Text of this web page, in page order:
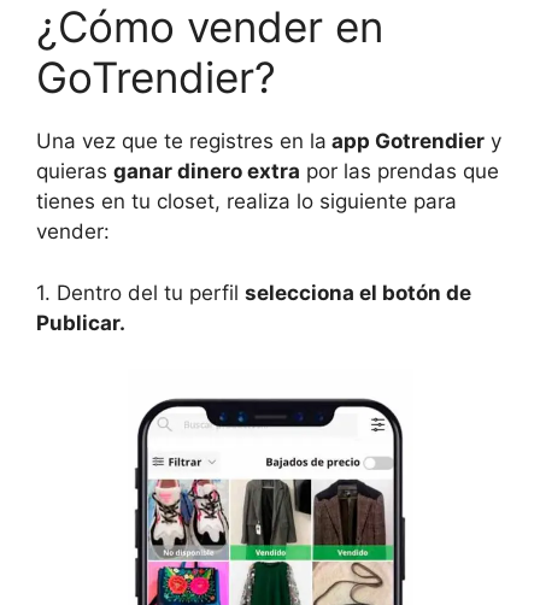
¿Cómo vender en
GoTrendier?
Una vez que te registres en la app Gotrendier y
quieras ganar dinero extra por las prendas que
tienes en tu closet, realiza lo siguiente para
vender:
1. Dentro del tu perfil selecciona el botón de
Publicar.